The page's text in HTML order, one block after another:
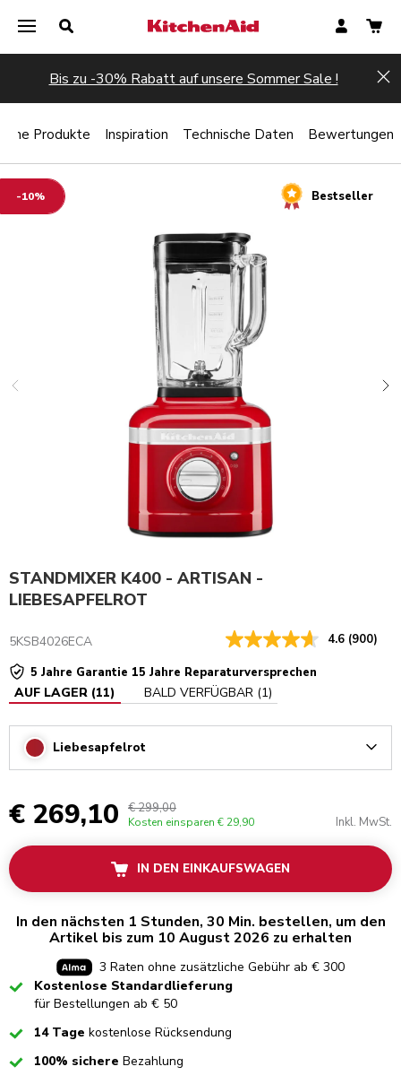
Bis zu -30% Rabatt auf unsere Sommer Sale !
-10% Bestseller
STANDMIXER K400 - ARTISAN -
LIEBESAPFELROT
5KSB4026ECA 4.6 (900)
5 Jahre Garantie 15 Jahre Reparaturversprechen
AUF LAGER (11) BALD VERFÜGBAR (1)
Liebesapfelrot
€ 269,10 € 299,00
Kosten einsparen € 29,90 Inkl. MwSt.
IN DEN EINKAUFSWAGEN
In den nächsten 1 Stunden, 30 Min. bestellen, um den
Artikel bis zum 10 August 2026 zu erhalten
3 Raten ohne zusätzliche Gebühr ab € 300
CheckedKostenlose Standardlieferung
für Bestellungen ab € 50
Checked14 Tage kostenlose Rücksendung
Checked100% sichere Bezahlung
Produkte Inspiration Technische Daten Bewertungen